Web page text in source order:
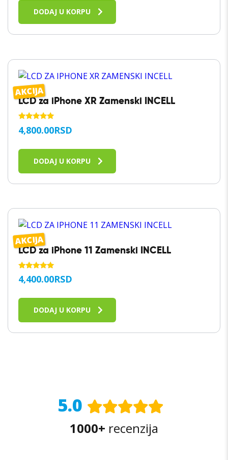
DODAJ U KORPU
AKCIJA
LCD za iPhone XR Zamenski INCELL
OCENJENO
SA
4,800.00RSD
DODAJ U KORPU
AKCIJA
LCD za iPhone 11 Zamenski INCELL
OCENJENO
SA
4,400.00RSD
DODAJ U KORPU
5.0
1000+ recenzija